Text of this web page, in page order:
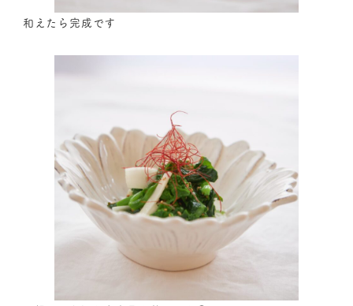
和えたら完成です